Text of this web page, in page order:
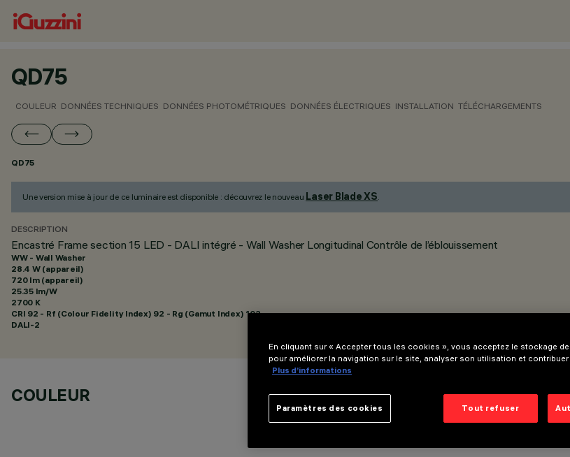
QD75
COULEUR DONNÉES TECHNIQUES DONNÉES PHOTOMÉTRIQUES DONNÉES ÉLECTRIQUES INSTALLATION TÉLÉCHARGEMENTS
QD75
Une version mise à jour de ce luminaire est disponible : découvrez le nouveau Laser Blade XS.
DESCRIPTION
Encastré Frame section 15 LED - DALI intégré - Wall Washer Longitudinal Contrôle de l’éblouissement
WW - Wall Washer
28.4 W (appareil)
720 lm (appareil)
25.35 lm/W
2700 K
CRI 92 - Rf (Colour Fidelity Index) 92 - Rg (Gamut Index) 102
DALI-2
COULEUR
En cliquant sur « Accepter tous les cookies », vous acceptez le stockage
pour améliorer la navigation sur le site, analyser son utilisation et
Plus d’informations
Tout refuser
Paramètres des cookies